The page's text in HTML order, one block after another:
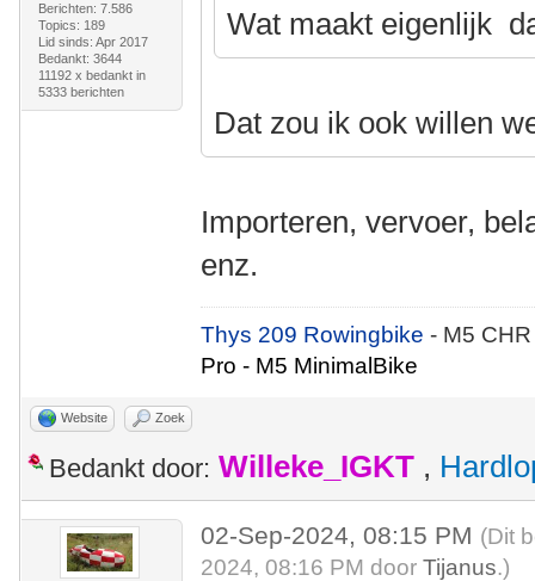
Berichten: 7.586
Topics: 189
Lid sinds: Apr 2017
Bedankt: 3644
11192 x bedankt in
5333 berichten
Wat maakt eigenlijk
Dat zou ik ook willen
Importeren, vervoer,
enz.
Thys 209 Rowingbike- M5
Pro - M5 MinimalBike
Website Zoek
Bedankt door: Willeke_IGKT ,
02-Sep-2024, 08:15 PM (Dit
2024, 08:16 PM doorTijanus.)